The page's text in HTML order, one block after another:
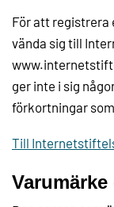
För att registrera
vända sig till
ger inte i sig
förkortningar
Till